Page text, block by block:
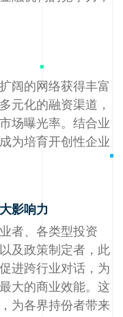
阔的网络获得丰富
元化的融资渠道，
场曝光率。结合业
为培育开创性企业
影响力
者、各类型投资
及政策制定者，此
进跨行业对话，为
大的商业效能。这
为各界持份者带来